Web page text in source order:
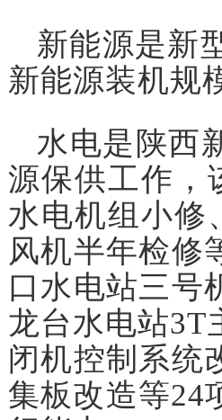
新能源是新
新能源装机规
水电是陕西
源保供工作，
水电机组小修
风机半年检修
口水电站三号
龙台水电站3T
闭机控制系统
集板改造等24